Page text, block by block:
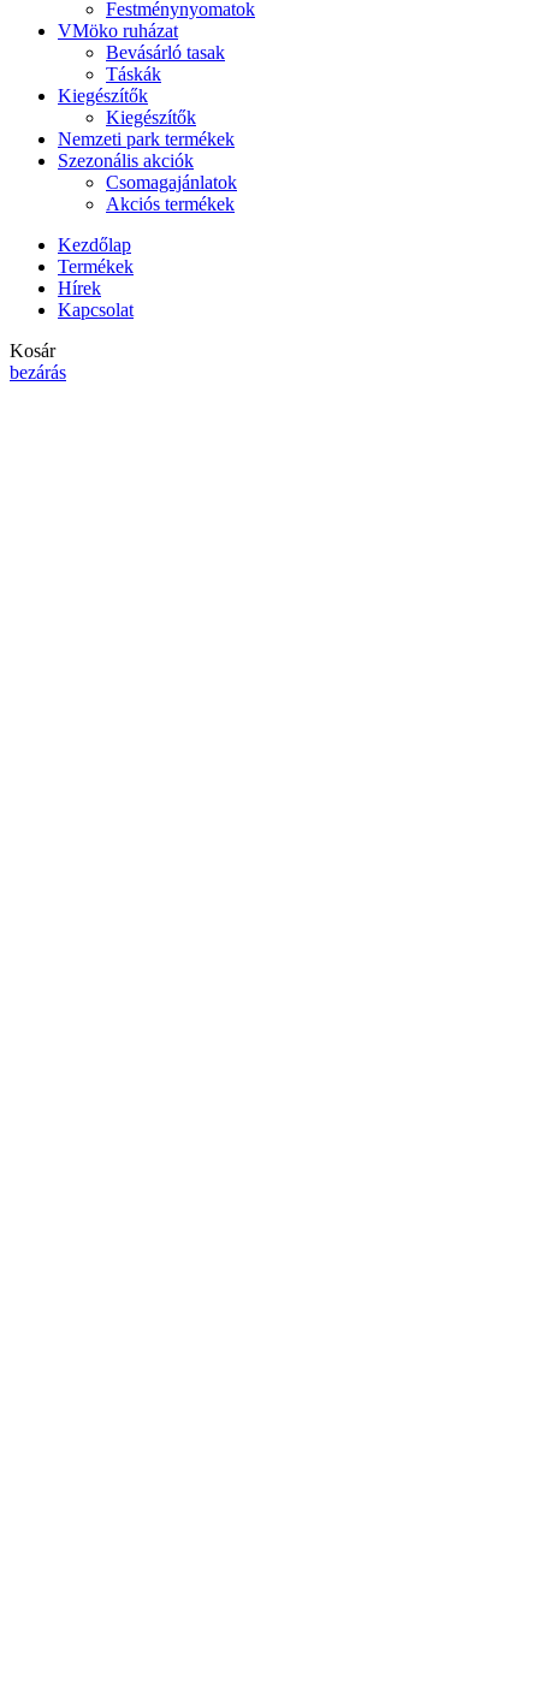
Festménynyomatok
VMöko ruházat
Bevásárló tasak
Táskák
Kiegészítők
Kiegészítők
Nemzeti park termékek
Szezonális akciók
Csomagajánlatok
Akciós termékek
Kezdőlap
Termékek
Hírek
Kapcsolat
Kosár
bezárás